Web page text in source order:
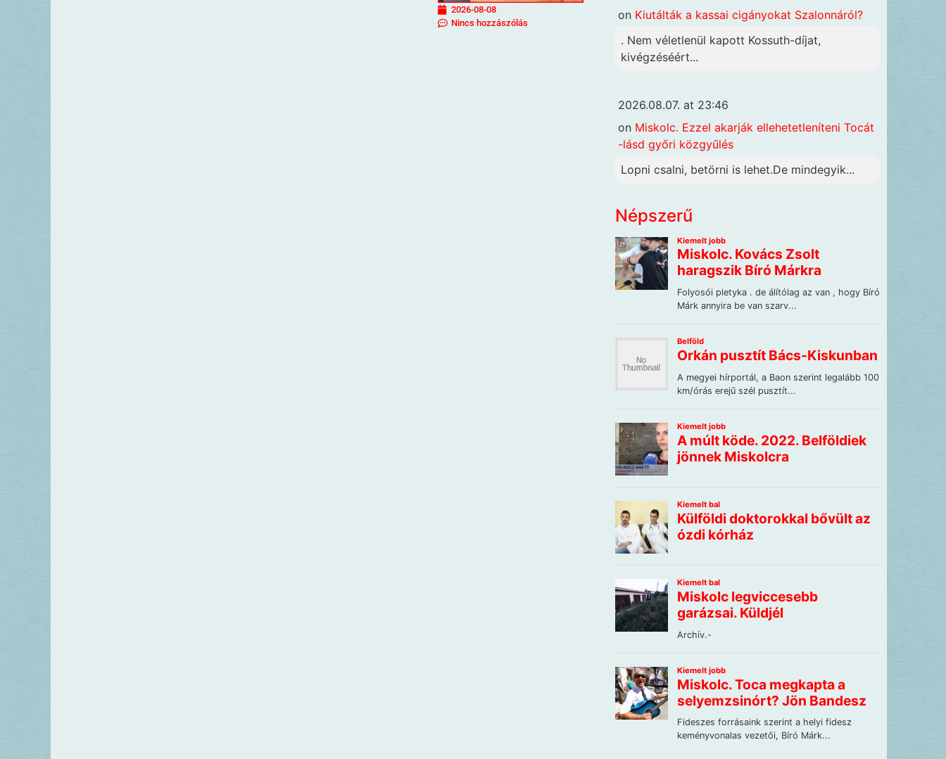
2026-08-08
Nincs hozzászólás
on Kiutálták a kassai cigányokat Szalonnáról?
. Nem véletlenül kapott Kossuth-díjat,
kivégzéséért...
2026.08.07. at 23:46
on Miskolc. Ezzel akarják ellehetetleníteni Tocát
-lásd győri közgyűlés
Lopni csalni, betörni is lehet.De mindegyik...
Népszerű